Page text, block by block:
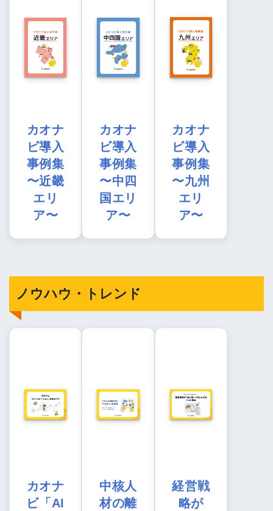
カオナ
ビ導入
事例集
〜近畿
エリ
ア〜
カオナ
ビ導入
事例集
〜中四
国エリ
ア〜
カオナ
ビ導入
事例集
〜九州
エリ
ア〜
ノウハウ・トレンド
カオナ
ビ「AI
中核人
材の離
経営戦
略が